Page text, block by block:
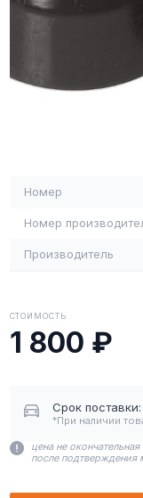
Номер
Номер
Производитель
СТОИМОСТЬ
1 800 ₽
Срок
*При наличии
цена не
после подтверждения